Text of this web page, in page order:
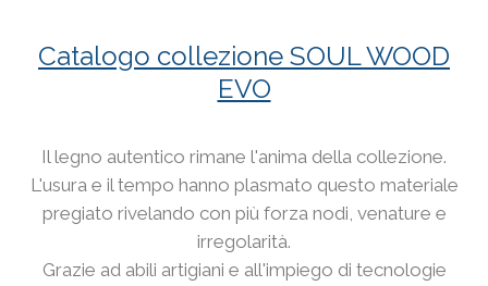
Catalogo collezione SOUL WOOD
EVO
Il legno autentico rimane l'anima della collezione.
L'usura e il tempo hanno plasmato questo materiale
pregiato rivelando con più forza nodi, venature e
irregolarità.
Grazie ad abili artigiani e all'impiego di tecnologie